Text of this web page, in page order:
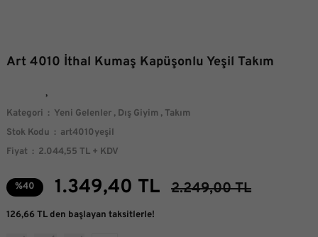
Art 4010 İthal Kumaş Kapüşonlu Yeşil Takım
Kategori Yeni Gelenler , Dış Giyim , Takım
Stok Kodu
art4010yeşil
Fiyat
2.044,55 TL + KDV
%40 1.349,40 TL 2.249,00 TL
126,66 TL den başlayan taksitlerle!